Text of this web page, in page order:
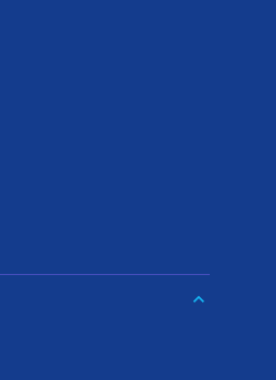
keyboard_arrow_down